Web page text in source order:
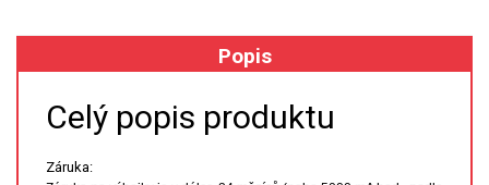
XRF
VZORKOVNICE XRF
Popis
Celý popis produktu
Záruka: